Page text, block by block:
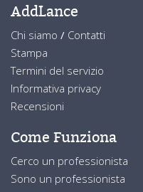
AddLance
Chi siamo / Contatti
Stampa
Termini del servizio
Informativa privacy
Recensioni
Come Funziona
Cerco un professionista
Sono un professionista